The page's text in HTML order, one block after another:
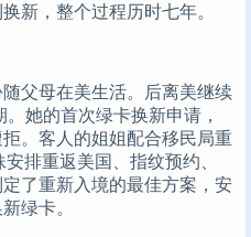
新，整个过程历时七年。
父母在美生活。后离美继续
她的首次绿卡换新申请，
。客人的姐姐配合移民局重
排重返美国、指纹预约、
了重新入境的最佳方案，安
绿卡。